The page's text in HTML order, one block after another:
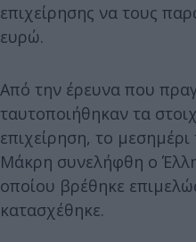
επιχείρησης να τους
ευρώ.
Από την έρευνα που
ταυτοποιήθηκαν τα
επιχείρηση, το
Μάκρη συνελήφθη ο
οποίου βρέθηκε
κατασχέθηκε.